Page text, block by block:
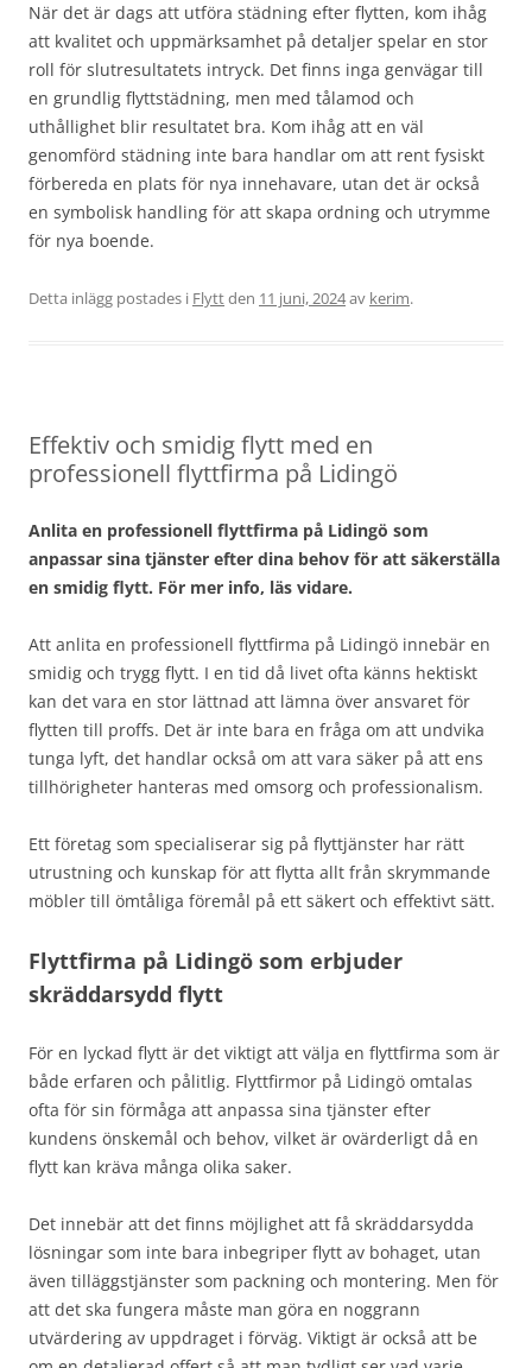
När det är dags att utföra städning efter flytten, kom ihåg
att kvalitet och uppmärksamhet på detaljer spelar en stor
roll för slutresultatets intryck. Det finns inga genvägar till
en grundlig flyttstädning, men med tålamod och
uthållighet blir resultatet bra. Kom ihåg att en väl
genomförd städning inte bara handlar om att rent fysiskt
förbereda en plats för nya innehavare, utan det är också
en symbolisk handling för att skapa ordning och utrymme
för nya boende.
Detta inlägg postades i Flyttden 11 juni, 2024av kerim.
Effektiv och smidig flytt med en
professionell flyttfirma på Lidingö
Anlita en professionell flyttfirma på Lidingö som
anpassar sina tjänster efter dina behov för att säkerställa
en smidig flytt. För mer info, läs vidare.
Att anlita en professionell flyttfirma på Lidingö innebär en
smidig och trygg flytt. I en tid då livet ofta känns hektiskt
kan det vara en stor lättnad att lämna över ansvaret för
flytten till proffs. Det är inte bara en fråga om att undvika
tunga lyft, det handlar också om att vara säker på att ens
tillhörigheter hanteras med omsorg och professionalism.
Ett företag som specialiserar sig på flyttjänster har rätt
utrustning och kunskap för att flytta allt från skrymmande
möbler till ömtåliga föremål på ett säkert och effektivt sätt.
Flyttfirma på Lidingö som erbjuder
skräddarsydd flytt
För en lyckad flytt är det viktigt att välja en flyttfirma som är
både erfaren och pålitlig. Flyttfirmor på Lidingö omtalas
ofta för sin förmåga att anpassa sina tjänster efter
kundens önskemål och behov, vilket är ovärderligt då en
flytt kan kräva många olika saker.
Det innebär att det finns möjlighet att få skräddarsydda
lösningar som inte bara inbegriper flytt av bohaget, utan
även tilläggstjänster som packning och montering. Men för
att det ska fungera måste man göra en noggrann
utvärdering av uppdraget i förväg. Viktigt är också att be